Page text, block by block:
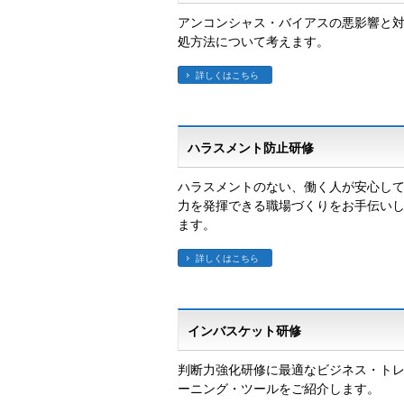
アンコンシャス・バイアスの悪影響と対
処方法について考えます。
詳しくはこちら
ハラスメント防止研修
ハラスメントのない、働く人が安心して
力を発揮できる職場づくりをお手伝いし
ます。
詳しくはこちら
インバスケット研修
判断力強化研修に最適なビジネス・トレ
ーニング・ツールをご紹介します。